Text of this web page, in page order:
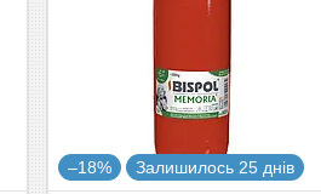
–18% Залишилось 25 днів